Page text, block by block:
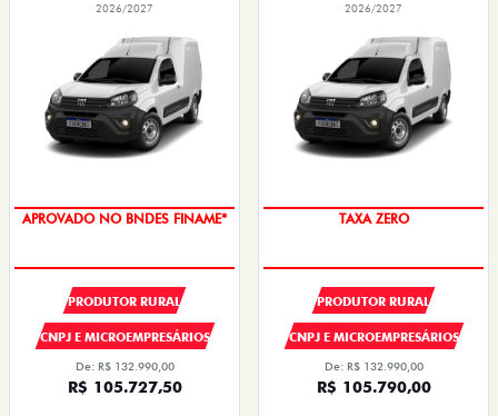
2026/2027
APROVADO NO BNDES FINAME*
PRODUTOR RURAL
CNPJ E MICROEMPRESÁRIOS
De: R$ 132.990,00
R$ 105.727,50
2026/2027
TAXA ZERO
PRODUTOR RURAL
CNPJ E MICROEMPRESÁRIOS
De: R$ 132.990,00
R$ 105.790,00